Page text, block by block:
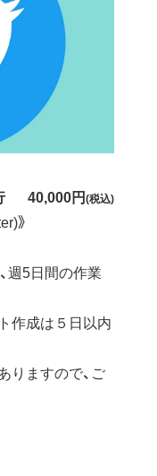
40,000円 (税込)
》
週5日間の作業
作成は５日以内
りますので、ご